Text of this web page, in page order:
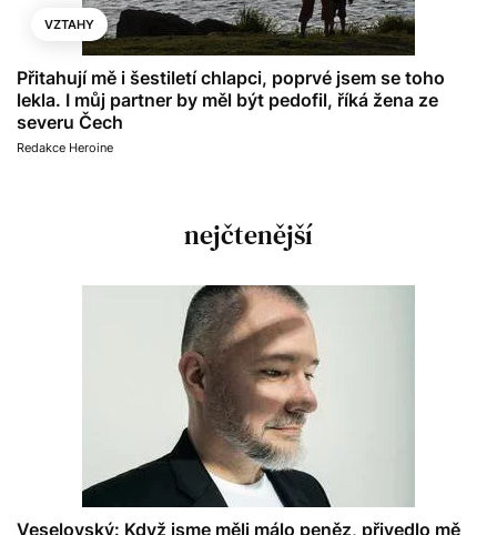
VZTAHY
Přitahují mě i šestiletí chlapci, poprvé jsem se toho
lekla. I můj partner by měl být pedofil, říká žena ze
severu Čech
Redakce Heroine
nejčtenější
Veselovský: Když jsme měli málo peněz, přivedlo mě